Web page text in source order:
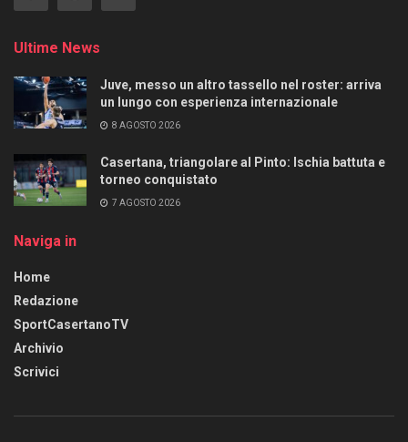
Ultime News
Juve, messo un altro tassello nel roster: arriva
un lungo con esperienza internazionale
8 AGOSTO 2026
Casertana, triangolare al Pinto: Ischia battuta e
torneo conquistato
7 AGOSTO 2026
Naviga in
Home
Redazione
SportCasertanoTV
Archivio
Scrivici